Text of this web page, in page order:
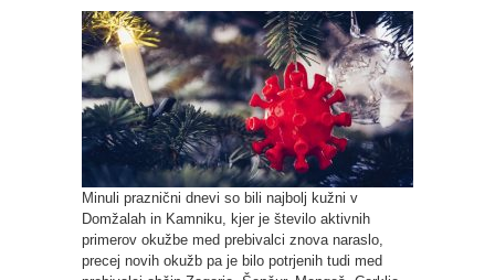
Minuli praznični dnevi so bili najbolj kužni v
Domžalah in Kamniku, kjer je število aktivnih
primerov okužbe med prebivalci znova naraslo,
precej novih okužb pa je bilo potrjenih tudi med